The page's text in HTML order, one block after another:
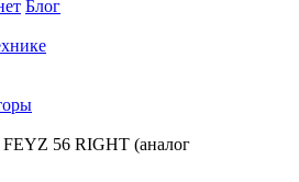
Блог
56 RIGHT (аналог